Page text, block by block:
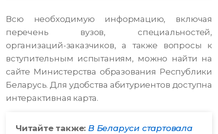
Всю необходимую информацию, включая
перечень вузов, специальностей,
организаций-заказчиков, а также вопросы к
вступительным испытаниям, можно найти на
сайте Министерства образования Республики
Беларусь. Для удобства абитуриентов доступна
интерактивная карта.
Читайте также: В Беларуси стартовала